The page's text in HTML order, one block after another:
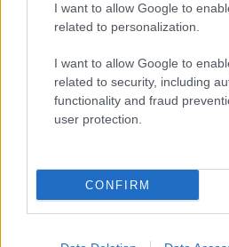
I want to allow Google to
related to personalization.
I want to allow Google to
related to security, including
functionality and fraud
user protection.
CONFIRM
Limited Edition Nincs
MOBILTELEFON MÁRKÁK
Honor